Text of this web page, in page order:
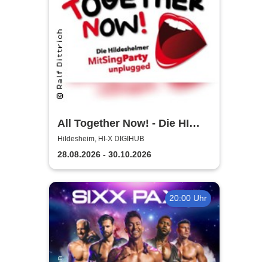
All Together Now! - Die HI
MitSingParty
Hildesheim, HI-X DIGIHUB
28.08.2026 - 30.10.2026
20:00 Uhr